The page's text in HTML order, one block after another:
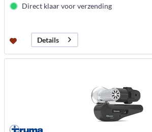
Direct klaar voor verzending
Details